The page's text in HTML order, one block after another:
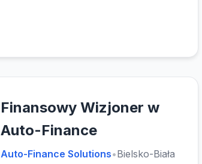
Finansowy Wizjoner w
Auto-Finance
Auto-Finance Solutions•Bielsko-Biała